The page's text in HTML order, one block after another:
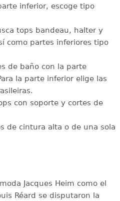
inferior, escoge tipo
tops bandeau, halter y
como partes inferiores tipo
de baño con la parte
la parte inferior elige las
con soporte y cortes de
de cintura alta o de una sola
Jacques Heim como el
Réard se disputaron la